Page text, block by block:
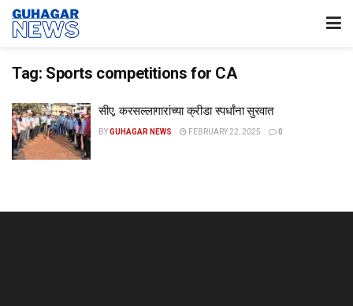
Tag: Sports competitions for CA
सीए, करसल्लागारांच्या क्रीडा स्पर्धांना सुरवात
BYGUHAGAR NEWS FEBRUARY 22, 2025 0